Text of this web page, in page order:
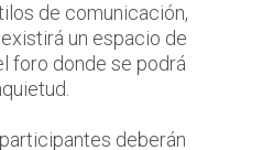
de comunicación,
un espacio de
foro donde se podrá
deberán